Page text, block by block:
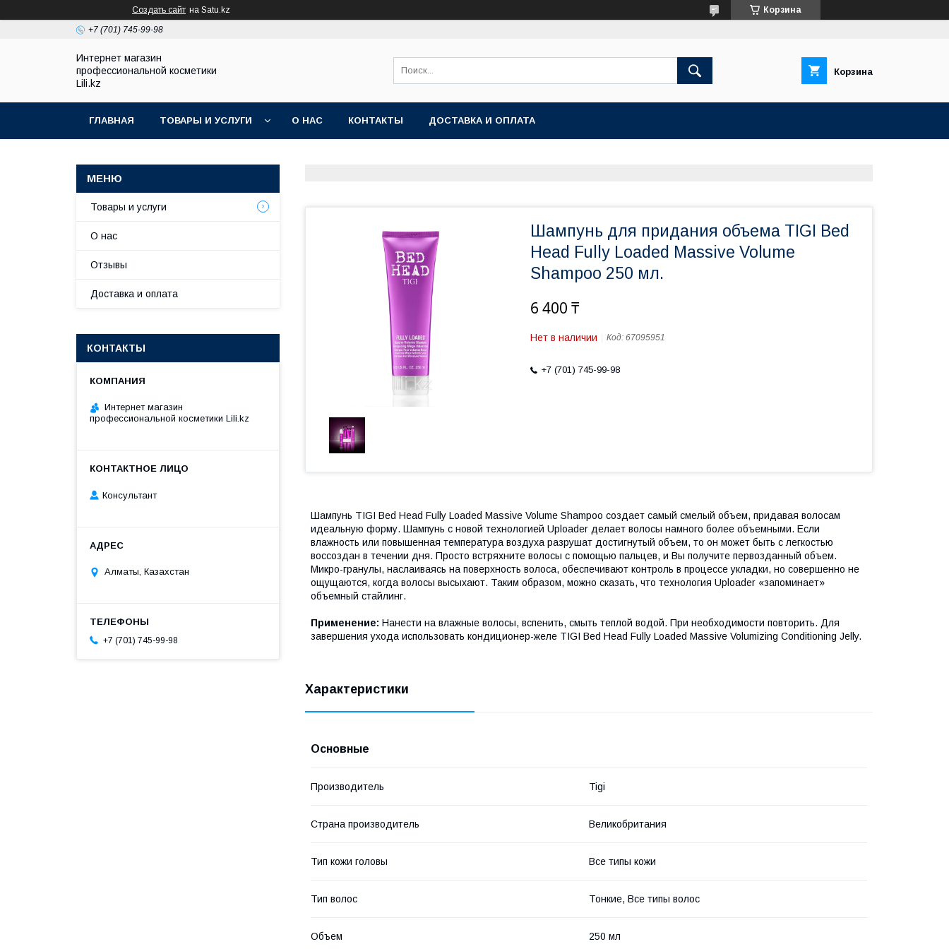
Создать сайт на Satu.kz Корзина
+7 (701) 745-99-98
Интернет магазин
профессиональной косметики
Lili.kz
Корзина
ГЛАВНАЯ ТОВАРЫ И УСЛУГИ О НАС КОНТАКТЫ ДОСТАВКА И ОПЛАТА
Шампунь для придания объема TIGI Bed
Head Fully Loaded Massive Volume
Shampoo 250 мл.
6 400 ₸
Нет в наличии Код: 67095951
+7 (701) 745-99-98
Шампунь TIGI Bed Head Fully Loaded Massive Volume Shampoo создает самый смелый объем, придавая волосам
идеальную форму. Шампунь с новой технологией Uploader делает волосы намного более объемными. Если
влажность или повышенная температура воздуха разрушат достигнутый объем, то он может быть с легкостью
воссоздан в течении дня. Просто встряхните волосы с помощью пальцев, и Вы получите первозданный объем.
Микро-гранулы, наслаиваясь на поверхность волоса, обеспечивают контроль в процессе укладки, но совершенно не
ощущаются, когда волосы высыхают. Таким образом, можно сказать, что технология Uploader «запоминает»
объемный стайлинг.
Применение: Нанести на влажные волосы, вспенить, смыть теплой водой. При необходимости повторить. Для
завершения ухода использовать кондиционер-желе TIGI Bed Head Fully Loaded Massive Volumizing Conditioning Jelly.
Характеристики
Основные
Производитель Tigi
Страна производитель Великобритания
Тип кожи головы Все типы кожи
Тип волос Тонкие, Все типы волос
Объем 250 мл
Товары и услуги
О нас
Отзывы
Доставка и оплата
КОНТАКТЫ
Интернет магазин
профессиональной косметики Lili.kz
Консультант
Алматы, Казахстан
+7 (701) 745-99-98